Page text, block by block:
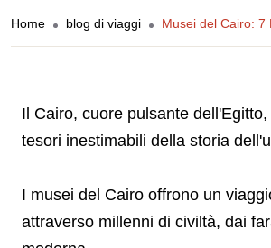
Home blog di viaggi Musei del Cairo: 7
Il Cairo, cuore pulsante
tesori inestimabili della storia
I musei del Cairo offrono un
attraverso millenni di civiltà, dai